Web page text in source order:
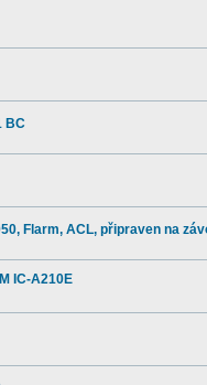
BC
Flarm, ACL, připraven na
IC-A210E